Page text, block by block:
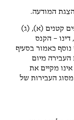
קטנים (א), (ג)
(2), ואיננו פטור לפי סעיף קטן (ג)(3), דינו – הקנס
וקנס נוסף כאמור בסעיף
העבירה מיום
מקיים את
מסוג העבירות של